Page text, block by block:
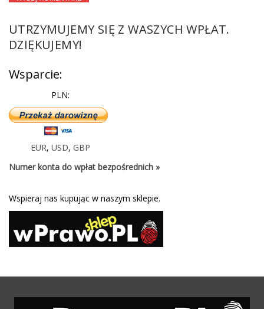
UTRZYMUJEMY SIĘ Z WASZYCH WPŁAT.
DZIĘKUJEMY!
Wsparcie:
PLN:
EUR, USD, GBP
Numer konta do wpłat bezpośrednich »
Wspieraj nas kupując w naszym sklepie.